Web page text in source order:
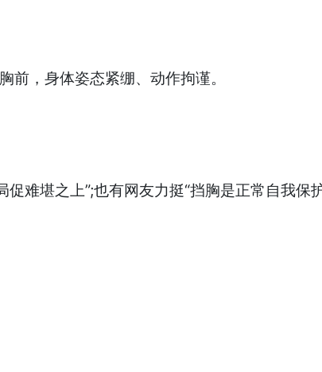
，身体姿态紧绷、动作拘谨。
难堪之上”;也有网友力挺“挡胸是正常自我保